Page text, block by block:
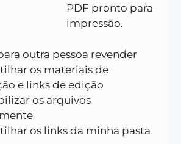
PDF pronto para
impressão.
outra pessoa revender
os materiais de
e links de edição
os arquivos
os links da minha pasta